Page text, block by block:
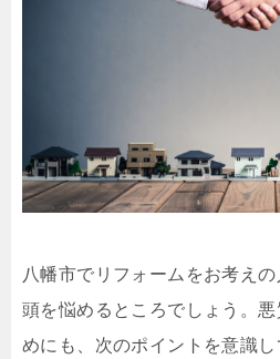
八幡市でリフォームをお考え
頭を悩めるところでしょう。
めにも、次のポイントを意識